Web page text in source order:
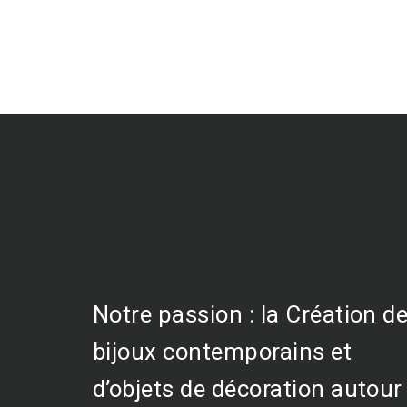
Notre passion : la Création
bijoux contemporains et
d’objets de décoration autour